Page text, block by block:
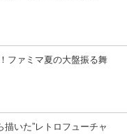
ファミマ夏の大盤振る舞
いた”レトロフューチャ